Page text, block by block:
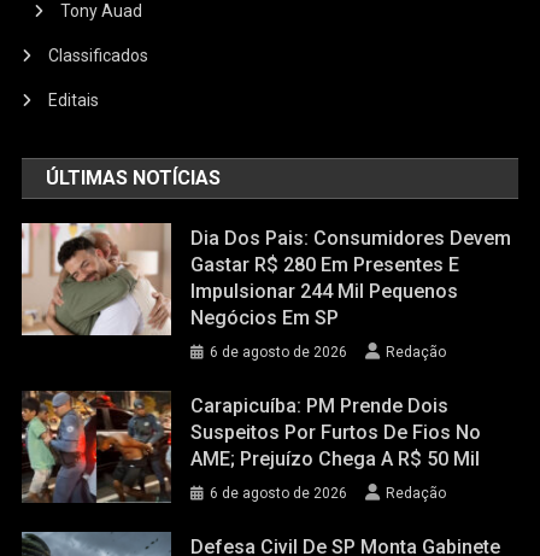
Tony Auad
Classificados
Editais
ÚLTIMAS NOTÍCIAS
Dia Dos Pais: Consumidores Devem
Gastar R$ 280 Em Presentes E
Impulsionar 244 Mil Pequenos
Negócios Em SP
6 de agosto de 2026 Redação
Carapicuíba: PM Prende Dois
Suspeitos Por Furtos De Fios No
AME; Prejuízo Chega A R$ 50 Mil
6 de agosto de 2026 Redação
Defesa Civil De SP Monta Gabinete